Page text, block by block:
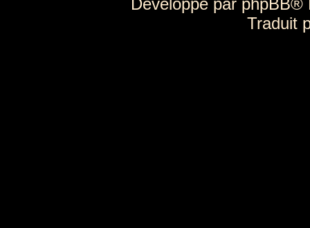
Traduit